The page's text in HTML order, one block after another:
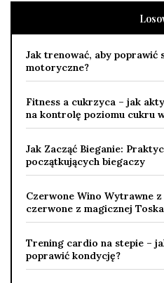
Jak trenować, aby poprawić
motoryczne?
Fitness a cukrzyca – jak
na kontrolę poziomu cukru
Jak Zacząć Bieganie:
początkujących biegaczy
Czerwone Wino Wytrawne
czerwone z magicznej
Trening cardio na stepie –
poprawić kondycję?